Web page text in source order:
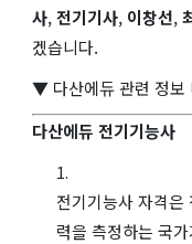
사,전기기사, 이창선,
겠습니다.
▼ 다산에듀 관련 정
다산에듀 전기기능사
전기기능사 자격은
력을 측정하는 국